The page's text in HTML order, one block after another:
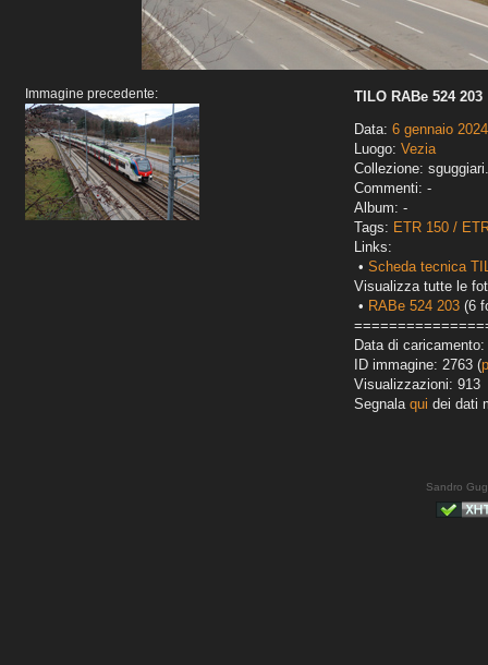
Immagine precedente:
TILO RABe 524 203
Data: 6 gennaio 2024
Luogo: Vezia
Collezione:
Commenti: -
Album: -
Tags: ETR 150 /
Links:
• Scheda tecnica
Visualizza tutte le
• RABe 524 203 (6
Data di
ID immagine: 2763 (
Visualizzazioni: 913
Segnala qui dei dati
Sandro